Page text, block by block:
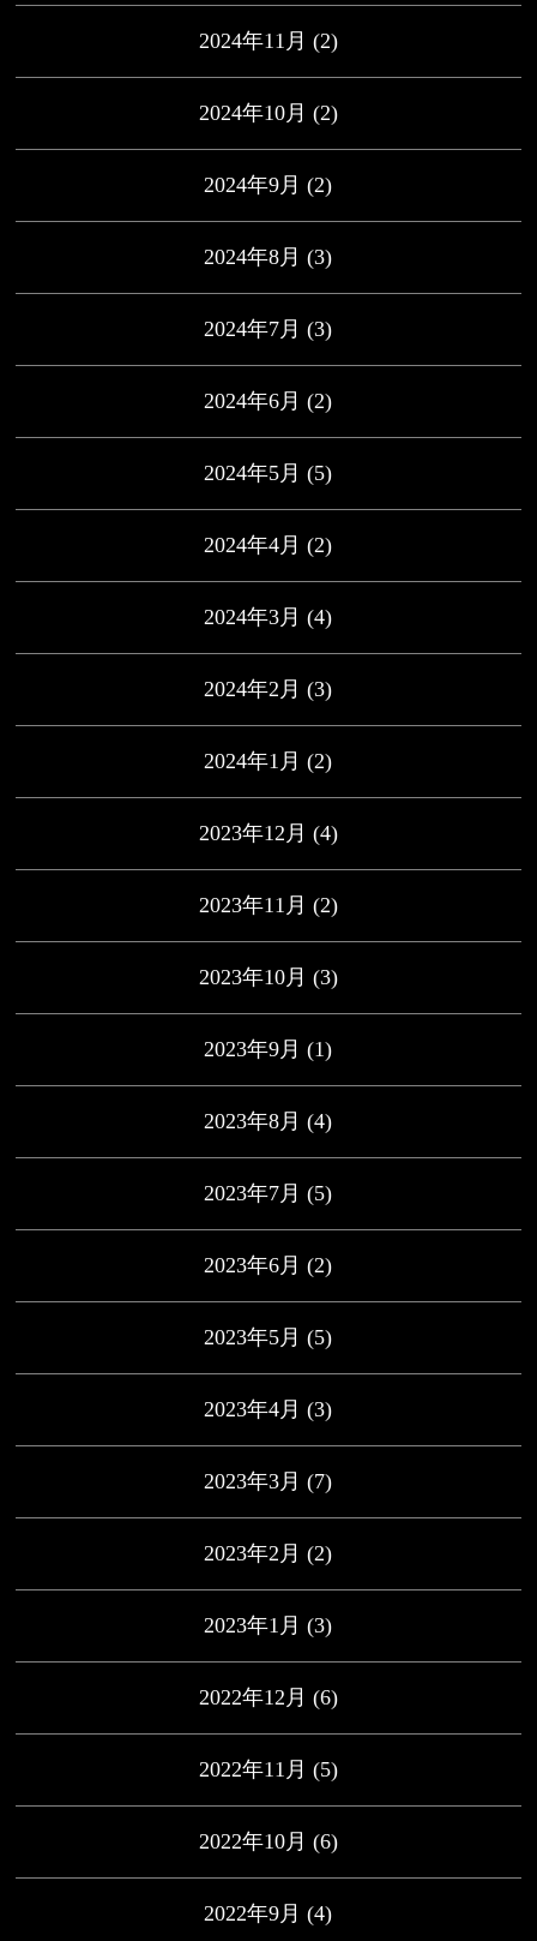
2024年11月 (2)
2024年10月 (2)
2024年9月 (2)
2024年8月 (3)
2024年7月 (3)
2024年6月 (2)
2024年5月 (5)
2024年4月 (2)
2024年3月 (4)
2024年2月 (3)
2024年1月 (2)
2023年12月 (4)
2023年11月 (2)
2023年10月 (3)
2023年9月 (1)
2023年8月 (4)
2023年7月 (5)
2023年6月 (2)
2023年5月 (5)
2023年4月 (3)
2023年3月 (7)
2023年2月 (2)
2023年1月 (3)
2022年12月 (6)
2022年11月 (5)
2022年10月 (6)
2022年9月 (4)